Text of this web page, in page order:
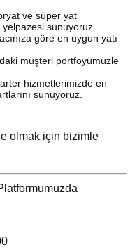
ve süper yat
sunuyoruz.
göre en uygun yatı
müşteri portföyümüzle
hizmetlerimizde en
sunuyoruz.
olmak için bizimle